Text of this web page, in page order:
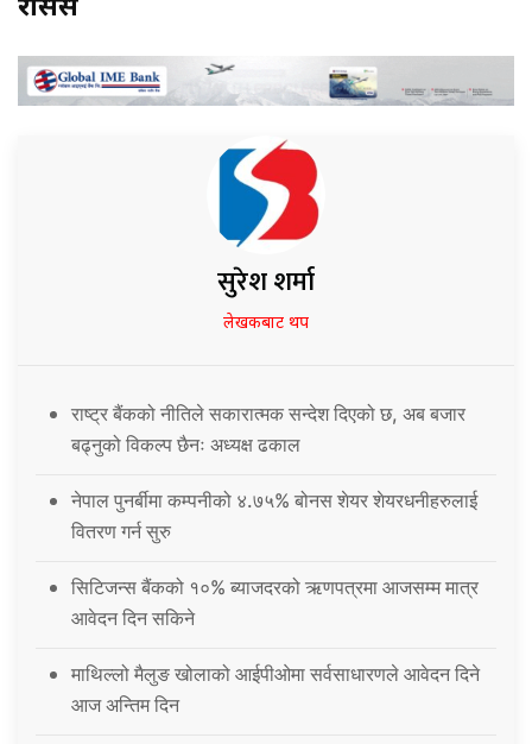
रासस
सुरेश शर्मा
लेखकबाट थप
राष्ट्र बैंकको नीतिले सकारात्मक सन्देश दिएको छ, अब बजार
बढ्नुको विकल्प छैनः अध्यक्ष ढकाल
नेपाल पुनर्बीमा कम्पनीको ४.७५% बोनस शेयर शेयरधनीहरुलाई
वितरण गर्न सुरु
सिटिजन्स बैंकको १०% ब्याजदरको ऋणपत्रमा आजसम्म मात्र
आवेदन दिन सकिने
माथिल्लो मैलुङ खोलाको आईपीओमा सर्वसाधारणले आवेदन दिने
आज अन्तिम दिन